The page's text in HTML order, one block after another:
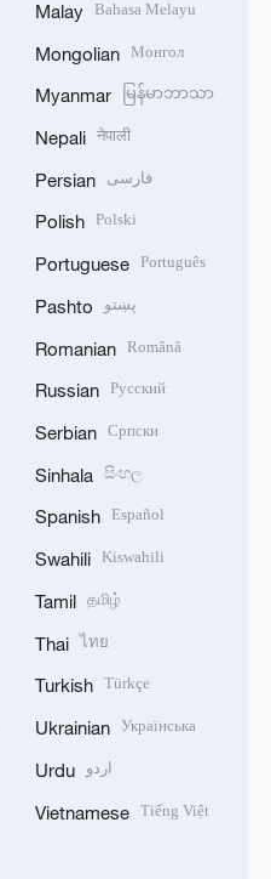
Malay Bahasa Melayu
Mongolian Монгол
Myanmar မြန်မာဘာသာ
Nepali नेपाली
Persian فارسی
Polish Polski
Portuguese Português
Pashto پښتو
Romanian Română
Russian Русский
Serbian Српски
Sinhala සිංහල
Spanish Español
Swahili Kiswahili
Tamil தமிழ்
Thai ไทย
Turkish Türkçe
Ukrainian Українська
Urdu اردو
Vietnamese Tiếng Việt